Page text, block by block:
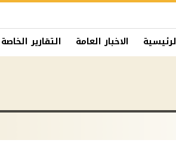
الاخبار العامة التقارير الخاصة